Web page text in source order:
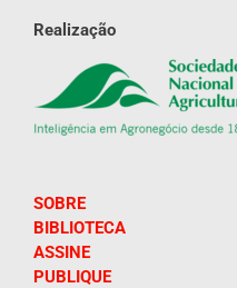
Realização
SOBRE
BIBLIOTECA
ASSINE
PUBLIQUE